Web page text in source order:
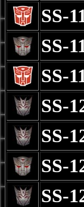
SS-
SS-
SS-
SS-
SS-
SS-
SS-